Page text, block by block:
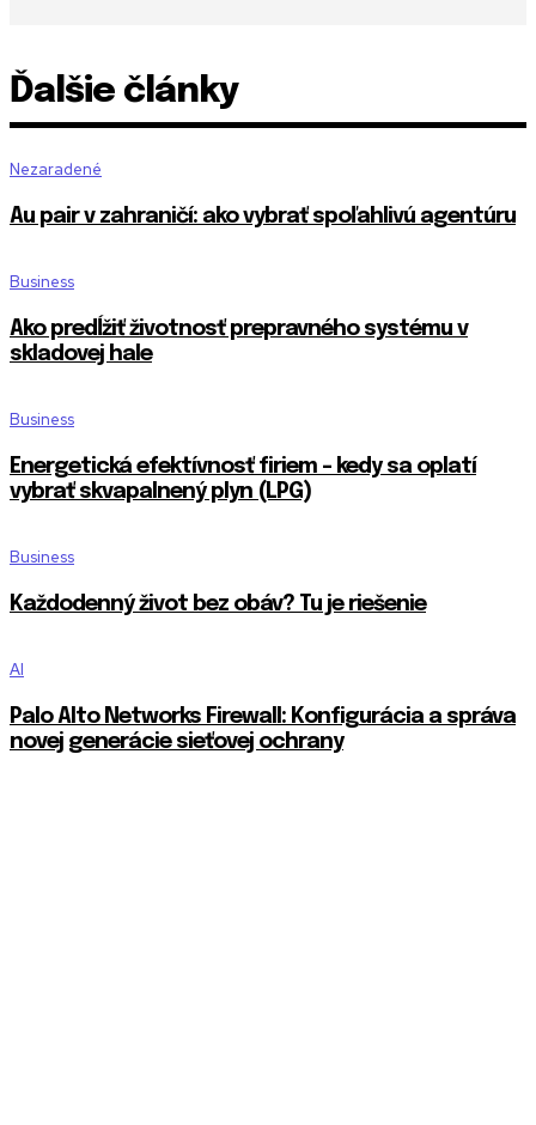
Ďalšie články
Nezaradené
Au pair v zahraničí: ako vybrať spoľahlivú agentúru
Business
Ako predĺžiť životnosť prepravného systému v
skladovej hale
Business
Energetická efektívnosť firiem – kedy sa oplatí
vybrať skvapalnený plyn (LPG)
Business
Každodenný život bez obáv? Tu je riešenie
AI
Palo Alto Networks Firewall: Konfigurácia a správa
novej generácie sieťovej ochrany